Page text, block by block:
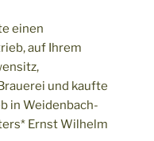
einen
auf Ihrem
und kaufte
in Weidenbach-
Ernst Wilhelm